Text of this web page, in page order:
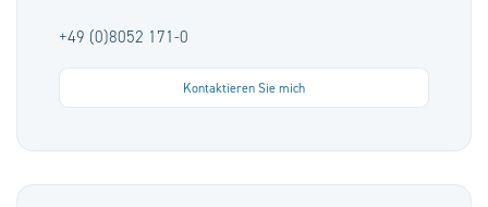
+49 (0)8052 171-0
Kontaktieren Sie mich